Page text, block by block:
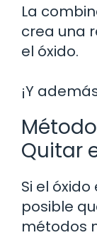
La
crea una
el óxido.
¡Y
Quitar
Si el
posible
métodos